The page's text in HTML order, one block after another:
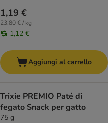
1,19 €
23,80 € / kg
1,12 €
Aggiungi al carrello
Trixie PREMIO Paté di
fegato Snack per gatto
75 g